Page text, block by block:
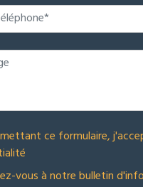
ce formulaire,
vous à notre bulletin